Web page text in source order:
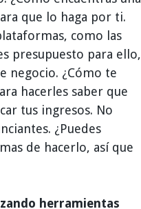
que lo haga por ti.
como las
presupuesto para ello,
negocio. ¿Cómo te
hacerles saber que
tus ingresos. No
¿Puedes
de hacerlo, así que
herramientas